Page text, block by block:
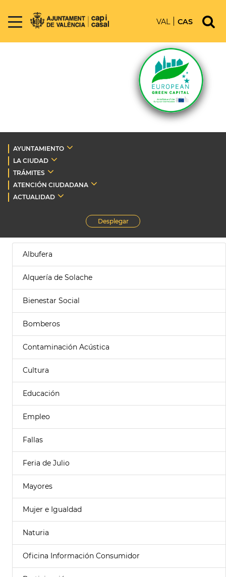
VAL CAS
AYUNTAMIENTO
LA CIUDAD
TRÁMITES
ATENCIÓN CIUDADANA
ACTUALIDAD
Desplegar
Albufera
Alquería de Solache
Bienestar Social
Bomberos
Contaminación Acústica
Cultura
Educación
Empleo
Fallas
Feria de Julio
Mayores
Mujer e Igualdad
Naturia
Oficina Información Consumidor